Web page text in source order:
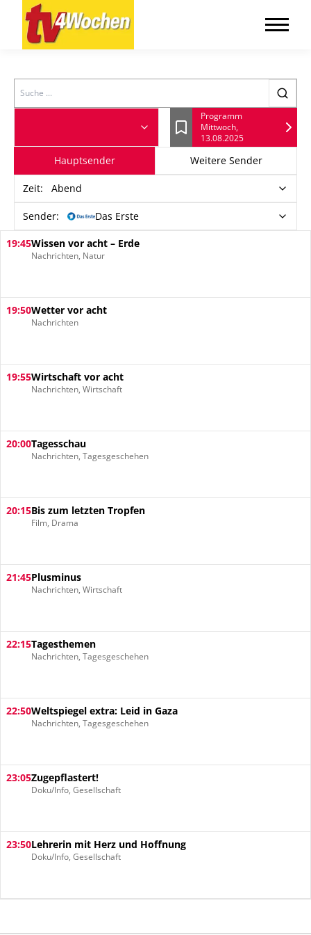
Search
Lesezeichen
Programm
Mittwoch,
13.08.2025
Hauptsender Weitere Sender
Zeit: Abend
Sender: Das Erste
19:45Wissen vor acht – Erde
Nachrichten, Natur
19:50Wetter vor acht
Nachrichten
19:55Wirtschaft vor acht
Nachrichten, Wirtschaft
20:00Tagesschau
Nachrichten, Tagesgeschehen
20:15Bis zum letzten Tropfen
Film, Drama
21:45Plusminus
Nachrichten, Wirtschaft
22:15Tagesthemen
Nachrichten, Tagesgeschehen
22:50Weltspiegel extra: Leid in Gaza
Nachrichten, Tagesgeschehen
23:05Zugepflastert!
Doku/Info, Gesellschaft
23:50Lehrerin mit Herz und Hoffnung
Doku/Info, Gesellschaft